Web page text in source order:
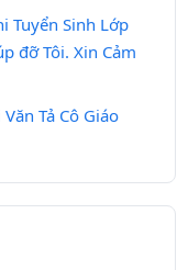
Tuyển Sinh Lớp
đỡ Tôi. Xin Cảm
Tả Cô Giáo